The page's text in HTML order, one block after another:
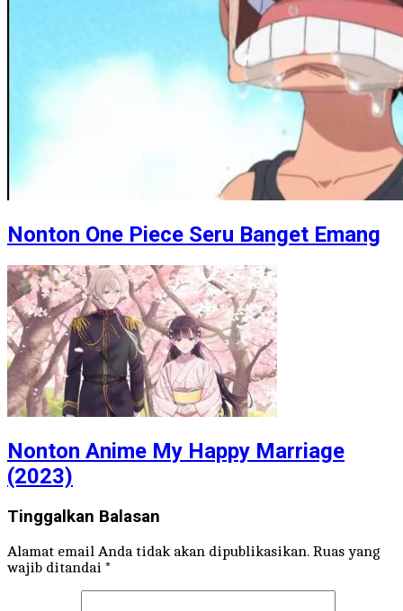
Nonton One Piece Seru Banget Emang
Nonton Anime My Happy Marriage
(2023)
Tinggalkan Balasan
Alamat email Anda tidak akan dipublikasikan. Ruas yang
wajib ditandai *